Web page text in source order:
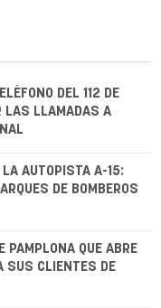
DEL 112 DE
LAS LLAMADAS A
LA AUTOPISTA A-15:
DE BOMBEROS
PAMPLONA QUE ABRE
SUS CLIENTES DE